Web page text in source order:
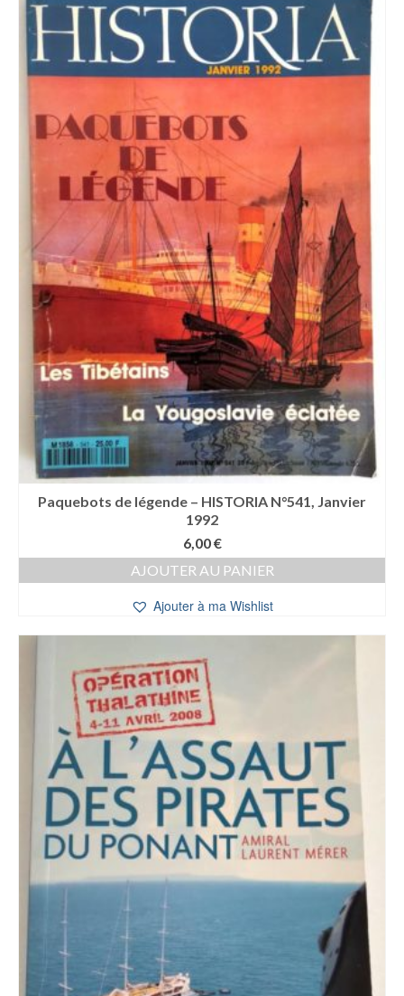
Paquebots de légende – HISTORIA N°541, Janvier
1992
6,00€
AJOUTER AU PANIER
Ajouter à ma Wishlist